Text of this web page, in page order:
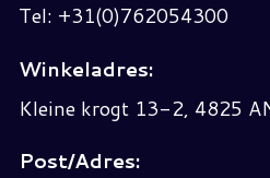
Tel: +31(0)762054300
Winkeladres:
Kleine krogt 13-2, 4825
Post/Adres: